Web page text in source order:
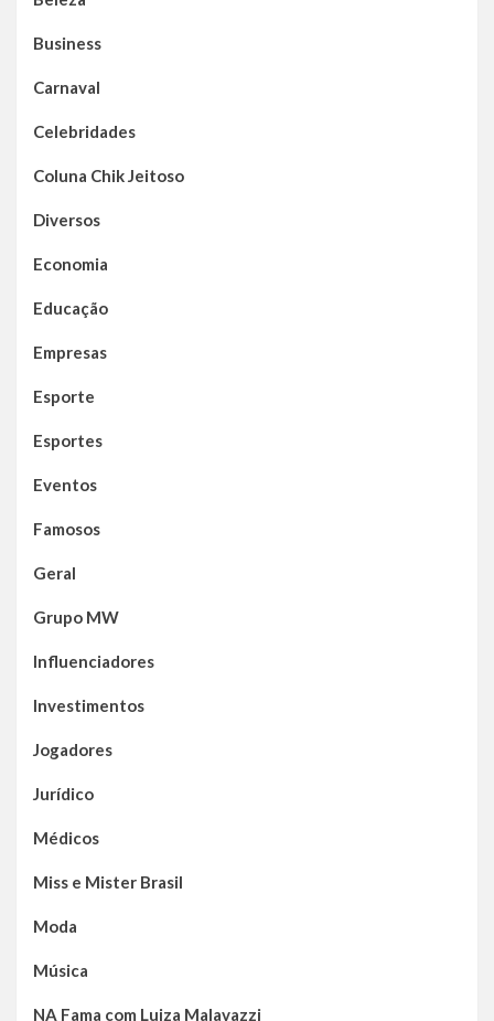
Business
Carnaval
Celebridades
Coluna Chik Jeitoso
Diversos
Economia
Educação
Empresas
Esporte
Esportes
Eventos
Famosos
Geral
Grupo MW
Influenciadores
Investimentos
Jogadores
Jurídico
Médicos
Miss e Mister Brasil
Moda
Música
NA Fama com Luiza Malavazzi